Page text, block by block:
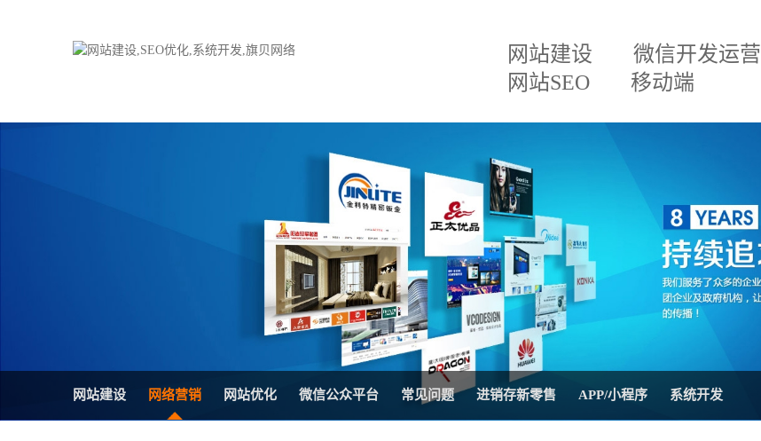
网站建设
微信开发运营
网站SEO
移动端
微信平台建设
电子商务商城建设
H5响应式网站建设方案
防伪防窜货系统
外贸多语言网站建设方案
三级分销系统
网站推广优化方案
在线进销存管理
品牌加盟营销管理系统
营销型网站建设方案
微信小程序
百度排名专家
微信分销
三级分销直销系统
网站SEO优化
移动APP开发
网站托管代运营
关于我们
企业文化
招贤纳士
联系我们
公司公告
网站建设 网络营销 网站优化 微信公众平台 常见问题 进销存新零售 APP/小程序 系统开发